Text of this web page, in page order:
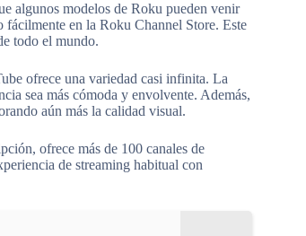
algunos modelos de Roku pueden venir
fácilmente en la Roku Channel Store. Este
todo el mundo.
ofrece una variedad casi infinita. La
sea más cómoda y envolvente. Además,
aún más la calidad visual.
ofrece más de 100 canales de
de streaming habitual con